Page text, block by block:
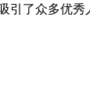
了众多优秀